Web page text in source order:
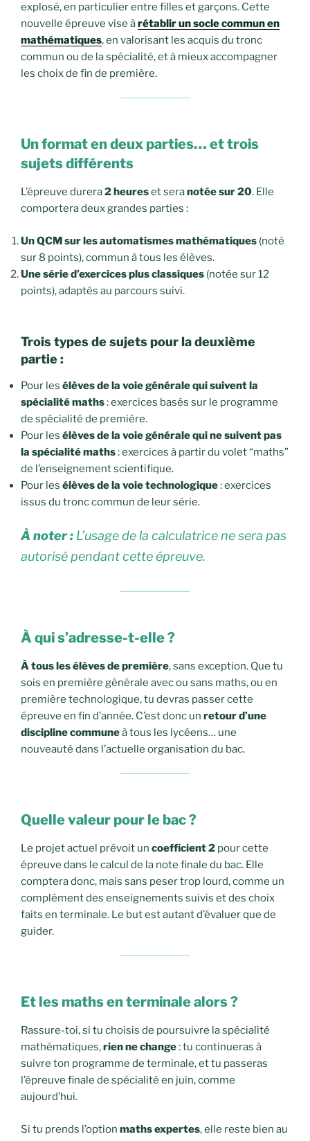
explosé, en particulier entre filles et garçons. Cette
nouvelle épreuve vise àrétablir un socle commun en
mathématiques, en valorisant les acquis du tronc
commun ou de la spécialité, et à mieux accompagner
les choix de fin de première.
Un format en deux parties… et trois
sujets différents
L’épreuve durera2 heureset seranotée sur 20. Elle
comportera deux grandes parties :
Un QCM sur les automatismes mathématiques (noté
sur 8 points), commun à tous les élèves.
Une série d’exercices plus classiques (notée sur 12
points), adaptés au parcours suivi.
Trois types de sujets pour la deuxième
partie :
Pour les élèves de la voie générale qui suivent la
spécialité maths: exercices basés sur le programme
de spécialité de première.
Pour les élèves de la voie générale qui ne suivent pas
la spécialité maths: exercices à partir du volet “maths”
de l’enseignement scientifique.
Pour les élèves de la voie technologique: exercices
issus du tronc commun de leur série.
À noter : L’usage de la calculatrice ne sera pas
autorisé pendant cette épreuve.
À qui s’adresse-t-elle ?
À tous les élèves de première, sans exception. Que tu
sois en première générale avec ou sans maths, ou en
première technologique, tu devras passer cette
épreuve en fin d’année. C’est donc un retour d’une
discipline communeà tous les lycéens… une
nouveauté dans l’actuelle organisation du bac.
Quelle valeur pour le bac ?
Le projet actuel prévoit un coefficient 2 pour cette
épreuve dans le calcul de la note finale du bac. Elle
comptera donc, mais sans peser trop lourd, comme un
complément des enseignements suivis et des choix
faits en terminale. Le but est autant d’évaluer que de
guider.
Et les maths en terminale alors ?
Rassure-toi, si tu choisis de poursuivre la spécialité
mathématiques,rien ne change: tu continueras à
suivre ton programme de terminale, et tu passeras
l’épreuve finale de spécialité en juin, comme
aujourd’hui.
Si tu prends l’option maths expertes, elle reste bien au